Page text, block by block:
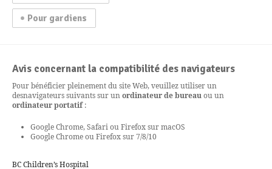
Pour gardiens
Avis concernant la compatibilité des navigateurs
Pour bénéficier pleinement du site Web, veuillez utiliser un
desnavigateurs suivants sur unordinateur de bureauou un
ordinateur portatif:
Google Chrome, Safari ou Firefox sur macOS
Google Chrome ou Firefox sur 7/8/10
BC Children’s Hospital